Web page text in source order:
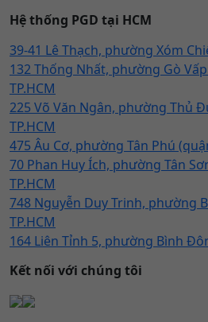
Hệ thống PGD tại HCM
39-41 Lê Thạch, phường Xóm
132 Thống Nhất, phường Gò
TP.HCM
225 Võ Văn Ngân, phường Thủ
TP.HCM
475 Âu Cơ, phường Tân Phú
70 Phan Huy Ích, phường Tân
TP.HCM
748 Nguyễn Duy Trinh, phường
TP.HCM
164 Liên Tỉnh 5, phường Bình
Kết nối với chúng tôi